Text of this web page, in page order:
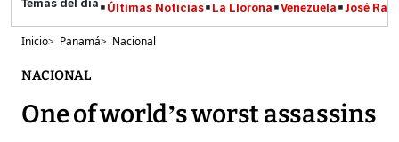
Últimas Noticias La Llorona Venezuela José
Inicio> Panamá> Nacional
NACIONAL
One of world’s worst assassins